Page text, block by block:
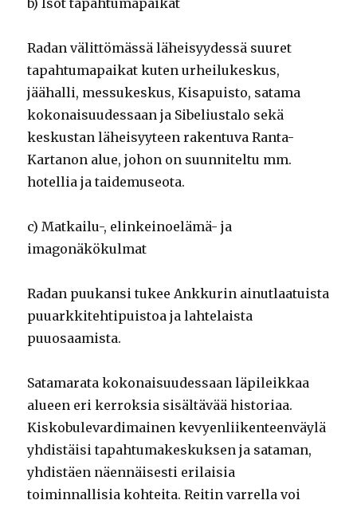
b) Isot tapahtumapaikat
Radan välittömässä läheisyydessä suuret
tapahtumapaikat kuten urheilukeskus,
jäähalli, messukeskus, Kisapuisto, satama
kokonaisuudessaan ja Sibeliustalo sekä
keskustan läheisyyteen rakentuva Ranta-
Kartanon alue, johon on suunniteltu mm.
hotellia ja taidemuseota.
c) Matkailu-, elinkeinoelämä- ja
imagonäkökulmat
Radan puukansi tukee Ankkurin ainutlaatuista
puuarkkitehtipuistoa ja lahtelaista
puuosaamista.
Satamarata kokonaisuudessaan läpileikkaa
alueen eri kerroksia sisältävää historiaa.
Kiskobulevardimainen kevyenliikenteenväylä
yhdistäisi tapahtumakeskuksen ja sataman,
yhdistäen näennäisesti erilaisia
toiminnallisia kohteita. Reitin varrella voi